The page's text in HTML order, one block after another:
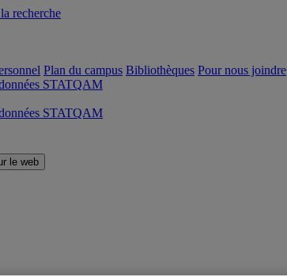
recherche
Plan du campus Bibliothèques Pour nous joindre
STATQAM
STATQAM
le web